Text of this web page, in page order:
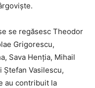
se regăsesc Theodor
Grigorescu,
Sava Henția, Mihail
Ștefan Vasilescu,
au contribuit la